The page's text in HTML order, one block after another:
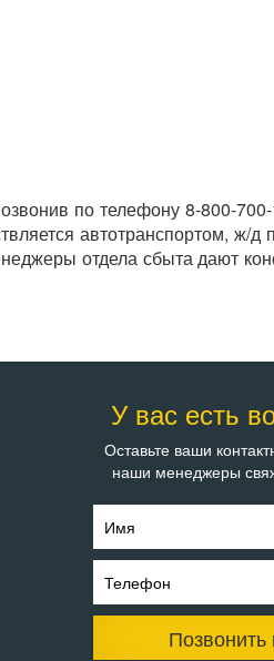
по телефону 8-800-
автотранспортом, ж/д
отдела сбыта дают
У вас есть
Оставьте ваши
наши менеджеры
Имя
Телефон